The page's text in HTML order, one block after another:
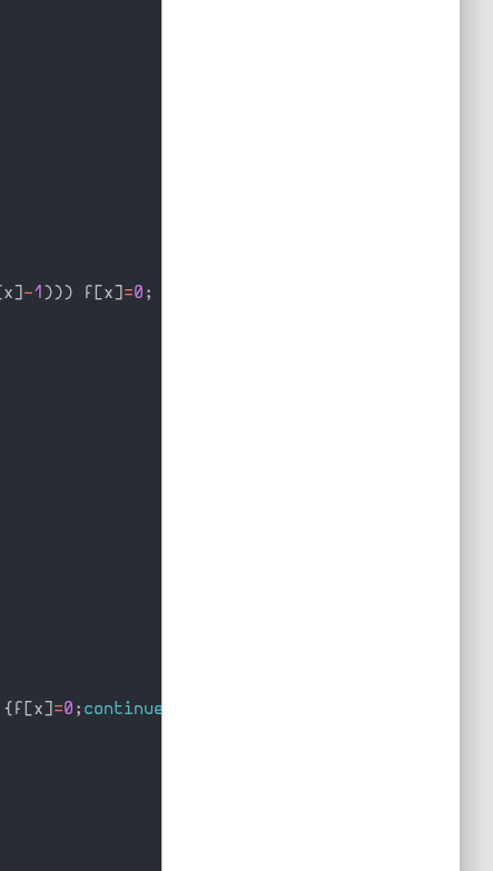
x] -1 ))) f [x] =0 ;
{ f [x] =0 ; continue